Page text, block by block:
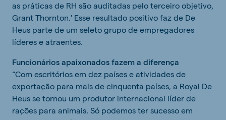
as práticas de RH são auditadas pelo terceiro objetivo,
Grant Thornton.' Esse resultado positivo faz de De
Heus parte de um seleto grupo de empregadores
líderes e atraentes.
Funcionários apaixonados fazem a diferença
“Com escritórios em dez países e atividades de
exportação para mais de cinquenta países, a Royal De
Heus se tornou um produtor internacional líder de
rações para animais. Só podemos ter sucesso em